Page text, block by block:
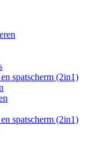
spatscherm (2in1)
spatscherm (2in1)